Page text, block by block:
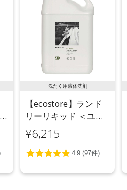
洗たく用液体洗剤
【ecostore】ランド
リーリキッド ＜ユー
カリ＞ 5L
¥6,215